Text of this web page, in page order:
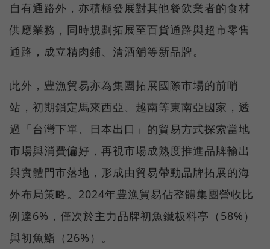
自有通路外，亦積極發展對其他餐飲業者的食材
供應業務，同時規劃拓展至百貨通路與超市零售
通路，成立精肉鋪、清酒舖等新品牌。
此外，豊漁貿易亦為集團拓展國際市場的前哨
站，初期鎖定馬來西亞、越南等東南亞國家，透
過「台灣下單、日本出口」的貿易方式探索當地
市場與消費偏好，再視市場成熟度推進品牌輸出
與實體門市落地，形成由貿易帶動品牌拓展的海
外布局策略。2024年豊漁貿易佔整體集團營收比
例達6%，僅次於主力品牌初魚鐵板料亭（58%）
與初魚鮨（26%）。